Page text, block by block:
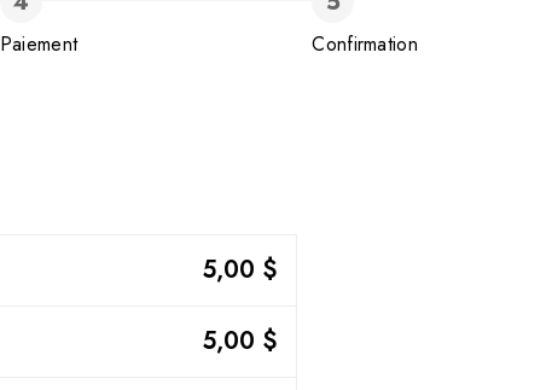
Paiement Confirmation
5,00 $
5,00 $